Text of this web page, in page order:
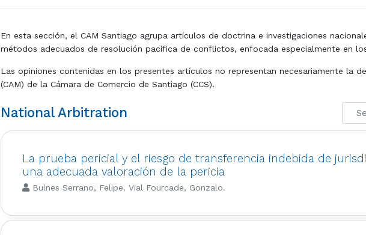
En esta sección, el CAM Santiago agrupa artículos de doctrina e investigaciones
métodos adecuados de resolución pacífica de conflictos, enfocada especialmente en
Las opiniones contenidas en los presentes artículos no representan necesariamente la
(CAM) de la Cámara de Comercio de Santiago (CCS).
National Arbitration
La prueba pericial y el riesgo de transferencia indebida de
una adecuada valoración de la pericia
Bulnes Serrano, Felipe. Vial Fourcade, Gonzalo.